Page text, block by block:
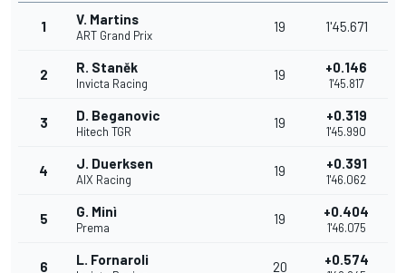
1 V. Martins
ART Grand Prix
19 1'45.671
2 R. Staněk
Invicta Racing
19 +0.146
1'45.817
3 D. Beganovic
Hitech TGR
19 +0.319
1'45.990
4 J. Duerksen
AIX Racing
19 +0.391
1'46.062
5 G. Minì
Prema
19 +0.404
1'46.075
6 L. Fornaroli 20 +0.574